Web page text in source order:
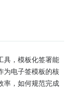
具，模板化签署能
为电子签模板的核
率，如何规范完成